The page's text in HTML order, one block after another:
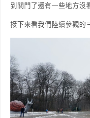
到關門了還有一些地方沒
接下來看我們陸續參觀的